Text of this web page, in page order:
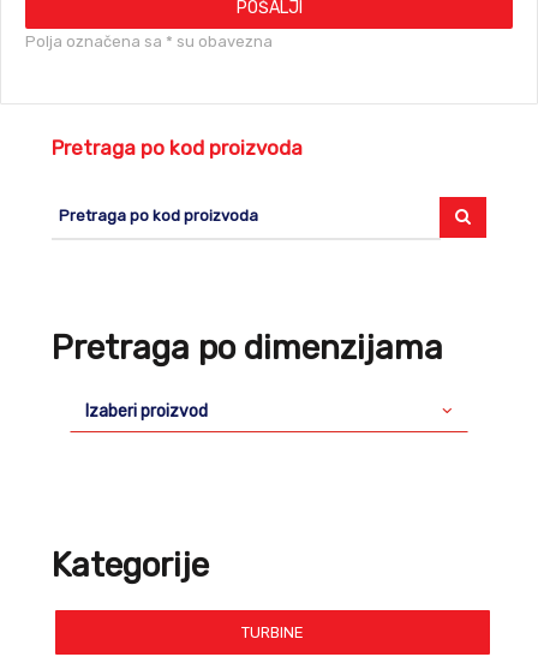
Pretraga po kod proizvoda
Pretraga po dimenzijama
Izaberi proizvod
Kategorije
TURBINE
POŠALJI
Polja označena sa * su obavezna